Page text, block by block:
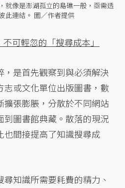
就像是澎湖孤立的島礁一般，亟需透
此連結。 圖／作者提供
可輕忽的「搜尋成本」
，是首先觀察到與必須解決
志或文化單位出版圖書，數
擴張膨脹，分散於不同網站
到圖書館典藏。散落的現況
也間接提高了知識搜尋成
知識所需要耗費的精力、